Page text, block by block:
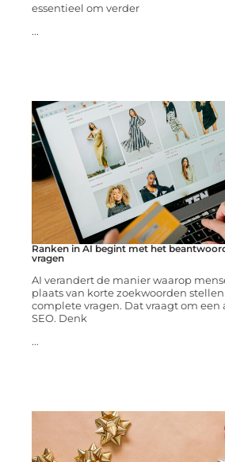
essentieel om verder
...
Ranken in AI begint met het
vragen
AI verandert de manier waarop
plaats van korte zoekwoorden
complete vragen. Dat vraagt om een
SEO. Denk
...